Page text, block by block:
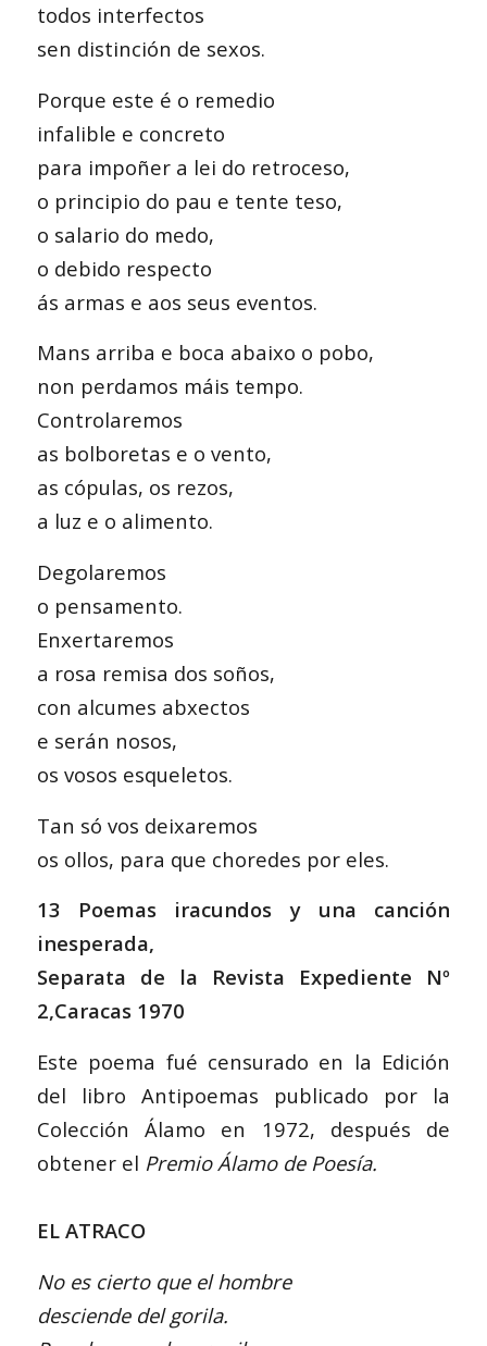
todos interfectos
sen distinción de sexos.
Porque este é o remedio
infalible e concreto
para impoñer a lei do retroceso,
o principio do pau e tente teso,
o salario do medo,
o debido respecto
ás armas e aos seus eventos.
Mans arriba e boca abaixo o pobo,
non perdamos máis tempo.
Controlaremos
as bolboretas e o vento,
as cópulas, os rezos,
a luz e o alimento.
Degolaremos
o pensamento.
Enxertaremos
a rosa remisa dos soños,
con alcumes abxectos
e serán nosos,
os vosos esqueletos.
Tan só vos deixaremos
os ollos, para que choredes por eles.
13 Poemas iracundos y una canción
inesperada,
Separata de la Revista Expediente Nº
2,Caracas 1970
Este poema fué censurado en la Edición
del libro Antipoemas publicado por la
Colección Álamo en 1972, después de
obtener el Premio Álamo de Poesía.
EL ATRACO
No es cierto que el hombre
desciende del gorila.